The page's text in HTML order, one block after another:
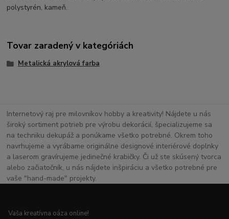
polystyrén, kameň.
Tovar zaradený v kategóriách
Metalická akrylová farba
Internetový raj pre milovníkov hobby a kreativity! Nájdete u nás
široký sortiment potrieb pre výrobu dekorácií, špecializujeme sa
na techniku dekupáž a ponúkame všetko potrebné. Okrem toho
navrhujeme a vyrábame originálne designové interiérové doplnky
a laserom gravírujeme jedinečné krabičky. Či už ste skúsený tvorca
alebo začiatočník, u nás nájdete inšpiráciu a všetko potrebné pre
vaše "hand-made" projekty.
Vaša kreatívna oáza online!